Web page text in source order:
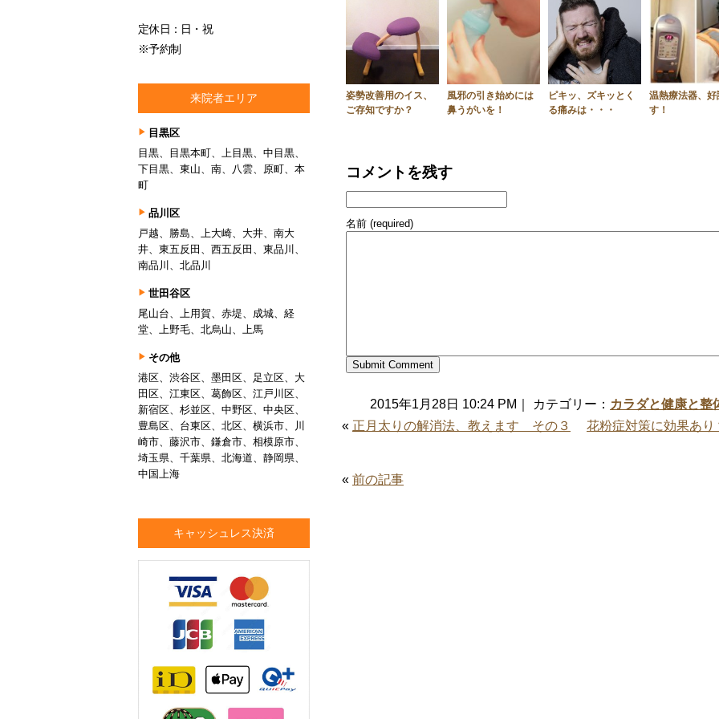
姿勢改善用のイス、
ご存知ですか？
風邪の引き始めには
鼻うがいを！
ピキッ、ズキッとく
る痛みは・・・
温熱療法器、好
す！
コメントを残す
名前 (required)
2015年1月28日 10:24 PM｜ カテゴリー： カラダと健康と整
« 正月太りの解消法、教えます その３ 花粉症対策に効果あり
« 前の記事
定休日：日・祝
※予約制
来院者エリア
目黒区
目黒、目黒本町、上目黒、中目黒、
下目黒、東山、南、八雲、原町、本
町
品川区
戸越、勝島、上大崎、大井、南大
井、東五反田、西五反田、東品川、
南品川、北品川
世田谷区
尾山台、上用賀、赤堤、成城、経
堂、上野毛、北烏山、上馬
その他
港区、渋谷区、墨田区、足立区、大
田区、江東区、葛飾区、江戸川区、
新宿区、杉並区、中野区、中央区、
豊島区、台東区、北区、横浜市、川
崎市、藤沢市、鎌倉市、相模原市、
埼玉県、千葉県、北海道、静岡県、
中国上海
キャッシュレス決済